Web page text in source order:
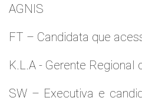
AGNIS
FT – Candidata que
K.L.A - Gerente Regional
SW – Executiva e